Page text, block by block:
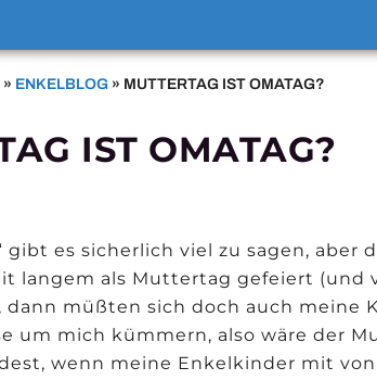
» ENKELBLOG » MUTTERTAG IST OMATAG?
IST OMATAG?
gibt es sicherlich viel zu sagen, aber
langem als Muttertag gefeiert (und
dann müßten sich doch auch meine
um mich kümmern, also wäre der
wenn meine Enkelkinder mit